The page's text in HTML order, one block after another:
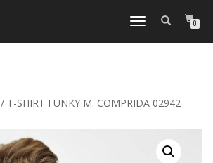
TOGGLE
0
/ T-SHIRT FUNKY M. COMPRIDA 02942